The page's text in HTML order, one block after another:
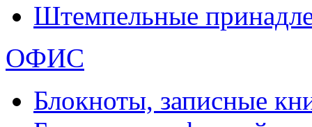
Штемпельные
ОФИС
Блокноты, записные